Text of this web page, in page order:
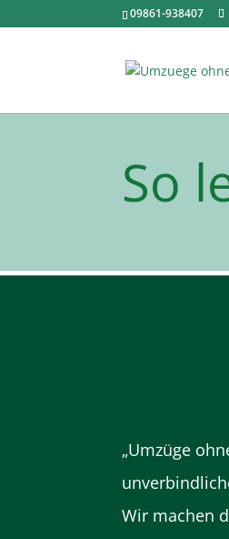
09861-938407
So
„Umzüge
Wir machen